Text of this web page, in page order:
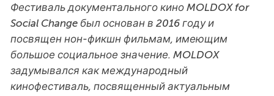
Фестиваль документального кино MOLDOX for
Social Change был основан в 2016 году и
посвящен нон-фикшн фильмам, имеющим
большое социальное значение. MOLDOX
задумывался как международный
кинофестиваль, посвященный актуальным